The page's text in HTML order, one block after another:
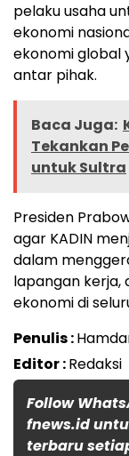
pelaku usaha
ekonomi
ekonomi global
antar pihak.
Baca Juga:
Tekankan
untuk Sultra
Presiden
agar KADIN
dalam
lapangan
ekonomi di
Penulis :
Editor :Redaksi
Follow
fnews.id
terbaru